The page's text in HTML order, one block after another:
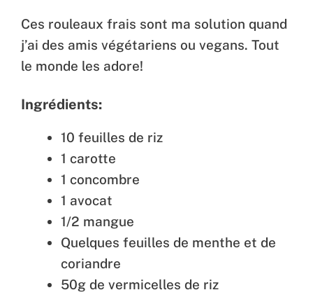
Ces rouleaux frais sont ma solution quand
j’ai des amis végétariens ou vegans. Tout
le monde les adore!
Ingrédients:
10 feuilles de riz
1 carotte
1 concombre
1 avocat
1/2 mangue
Quelques feuilles de menthe et de
coriandre
50g de vermicelles de riz